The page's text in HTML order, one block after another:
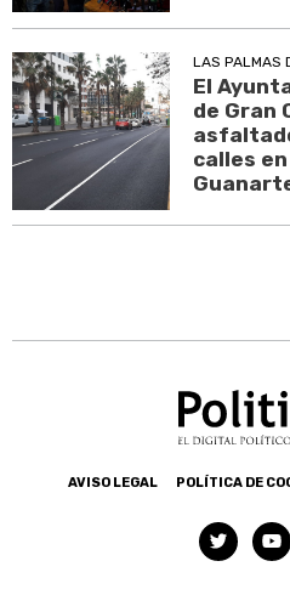
LAS PALMAS
El
de Gran
calles
AVISO LEGAL POLÍTICA DE